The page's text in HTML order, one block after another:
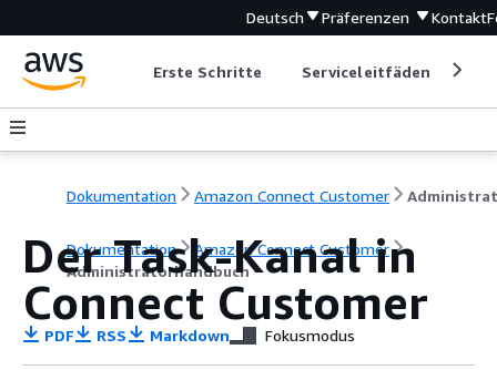
Deutsch Präferenzen Kontakt
Erste Schritte Serviceleitfäden
Dokumentation Amazon Connect Customer
Dokumentation
Amazon Connect Customer
Administratorhandbuch
Der Task-Kanal in
Connect Customer
PDF RSS Markdown Fokusmodus